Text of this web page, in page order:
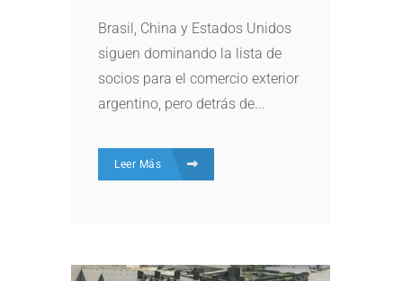
Brasil, China y Estados Unidos
siguen dominando la lista de
socios para el comercio exterior
argentino, pero detrás de...
Leer Más